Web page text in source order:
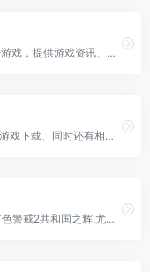
WeGame游戏商店，致力于发现全球好游戏，提供游戏资讯、购买、下载、助手、直播和社区等一站式游戏服务，满足优质汉化、社交互动、稳定国服等更贴心的本地化需求，同时连接全球开发者与游戏玩家，构筑玩家与开发者的沟通桥梁。
牛游戏网提供最新最热门的好玩的单机游戏下载、同时还有相关资讯、攻略和补丁。并有最齐全的电脑单机游戏排行榜，是你们最理想的电脑单机游戏下载平台。
红警之家提供最新红色警戒下载,包括红色警戒2共和国之辉,尤里的复仇,红色警戒3起义时刻,世界大战等。